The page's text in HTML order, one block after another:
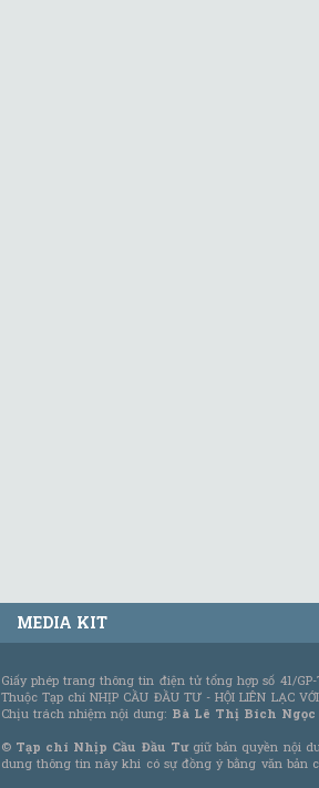
MEDIA KIT
Giấy phép trang thông tin điện tử tổng hợp số 41/GP-
Thuộc Tạp chí NHỊP CẦU ĐẦU TƯ - HỘI LIÊN LẠC
Chịu trách nhiệm nội dung: Bà Lê Thị Bích Ngọc
© Tạp chí Nhịp Cầu Đầu Tưgiữ bản quyền nội
dung thông tin này khi có sự đồng ý bằng văn bản